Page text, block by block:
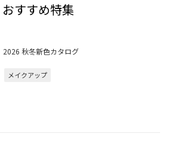
おすすめ特集
2026 秋冬新色カタログ
メイクアップ